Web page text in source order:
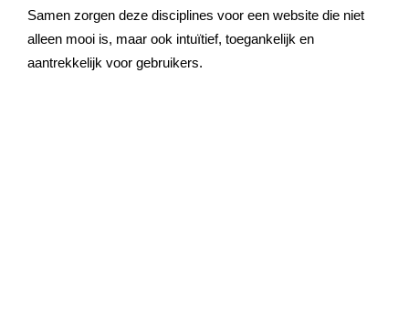
Samen zorgen deze disciplines voor een website die niet
alleen mooi is, maar ook intuïtief, toegankelijk en
aantrekkelijk voor gebruikers.